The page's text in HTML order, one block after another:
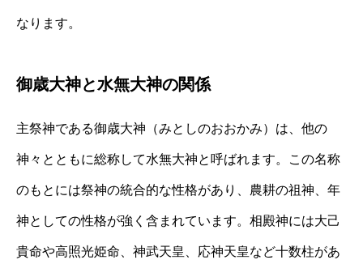
なります。
御歳大神と水無大神の関係
主祭神である御歳大神（みとしのおおかみ）は、他の
神々とともに総称して水無大神と呼ばれます。この名称
のもとには祭神の統合的な性格があり、農耕の祖神、年
神としての性格が強く含まれています。相殿神には大己
貴命や高照光姫命、神武天皇、応神天皇など十数柱があ